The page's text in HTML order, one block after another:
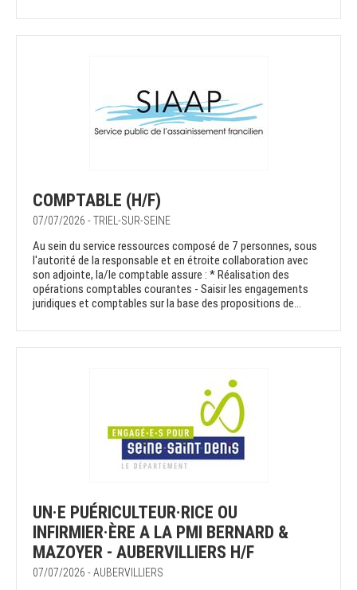
COMPTABLE (H/F)
07/07/2026 - TRIEL-SUR-SEINE
Au sein du service ressources composé de 7 personnes, sous
l'autorité de la responsable et en étroite collaboration avec
son adjointe, la/le comptable assure : * Réalisation des
opérations comptables courantes - Saisir les engagements
juridiques et comptables sur la base des propositions de...
UN·E PUÉRICULTEUR·RICE OU
INFIRMIER·ÈRE A LA PMI BERNARD &
MAZOYER - AUBERVILLIERS H/F
07/07/2026 - AUBERVILLIERS